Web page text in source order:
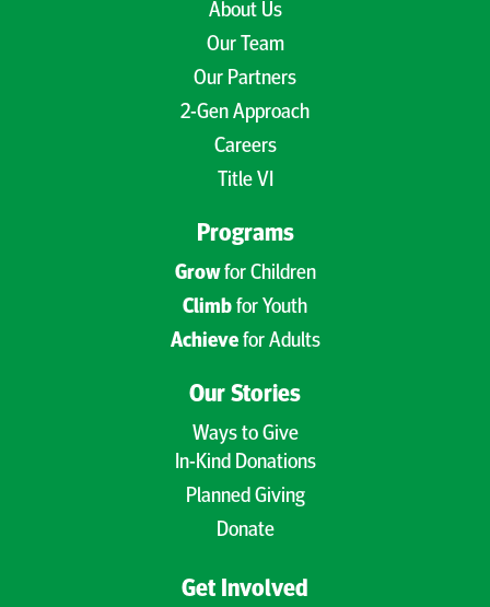
About Us
Our Team
Our Partners
2-Gen Approach
Careers
Title VI
Programs
Growfor Children
Climb for Youth
Achievefor Adults
Our Stories
Ways to Give
In-Kind Donations
Planned Giving
Donate
Get Involved